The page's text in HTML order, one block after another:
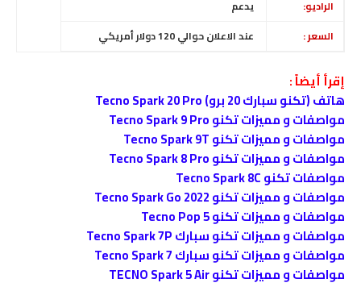
الراديو:
يدعم
السعر :
عند الاعلان حوالي 120 دولار أمريكي
إقرأ أيضاً :
هاتف (تكنو سبارك 20 برو) Tecno Spark 20 Pro
مواصفات و مميزات تكنو Tecno Spark 9 Pro
مواصفات و مميزات تكنو Tecno Spark 9T
مواصفات و مميزات تكنو Tecno Spark 8 Pro
مواصفات تكنو Tecno Spark 8C
مواصفات و مميزات تكنو Tecno Spark Go 2022
مواصفات و مميزات تكنو Tecno Pop 5
مواصفات و مميزات تكنو سبارك Tecno Spark 7P
مواصفات و مميزات تكنو سبارك Tecno Spark 7
مواصفات و مميزات تكنو TECNO Spark 5 Air